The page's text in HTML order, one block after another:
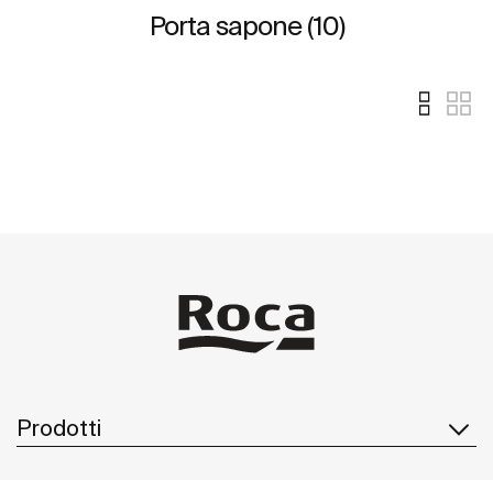
Porta sapone (10)
Prodotti